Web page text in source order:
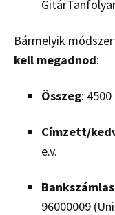
Bármelyik
kell megadnod:
Összeg:
Címzett/
e.v.
96000009